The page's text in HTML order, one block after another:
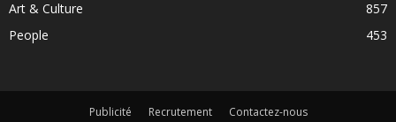
Art & Culture
857
People
453
Publicité Recrutement Contactez-nous